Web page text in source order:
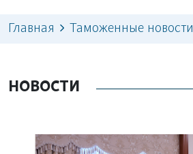
Главная Таможенные новости
НОВОСТИ